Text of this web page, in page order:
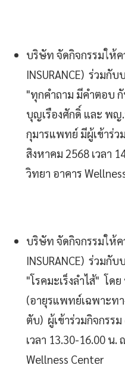
บริษัท จัดกิจกรรมให้
INSURANCE) ร่วม
"ทุกคำถาม มีคำตอบ
บุญเรืองศักดิ์ และ พ
กุมารแพทย์ มีผู้เข้าร่ว
สิงหาคม 2568 เวลา
วิทยา อาคาร
บริษัท จัดกิจกรรมให้
INSURANCE) ร่วม
"โรคมะเร็งลำไส้" โ
(อายุรแพทย์เฉพาะท
ตับ) ผู้เข้าร่วมกิจกรร
เวลา 13.30-16.00 น
Wellness Center